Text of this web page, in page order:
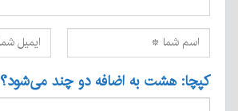
کپچا: هشت به اضافه دو چند می‌شود؟